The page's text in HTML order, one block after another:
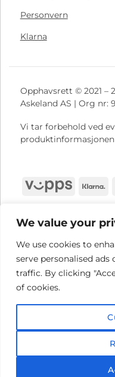
We value your
We use cookies to
serve personalised ads
traffic. By clicking
of cookies.
Personvern
Klarna
Opphavsrett © 2021 –
Askeland AS | Org nr:
Vi tar forbehold ved
Vipps